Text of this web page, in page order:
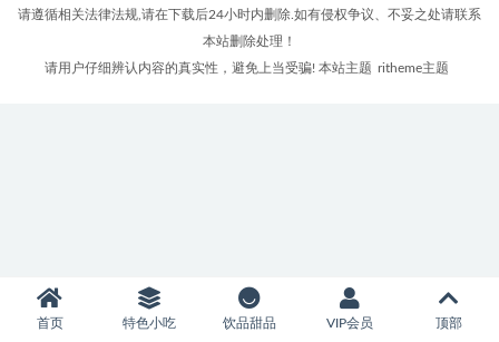
请遵循相关法律法规,请在下载后24小时内删除.如有侵权争议、不妥之处请联系
本站删除处理！
请用户仔细辨认内容的真实性，避免上当受骗! 本站主题 ritheme主题
首页 特色小吃 饮品甜品 VIP会员 顶部